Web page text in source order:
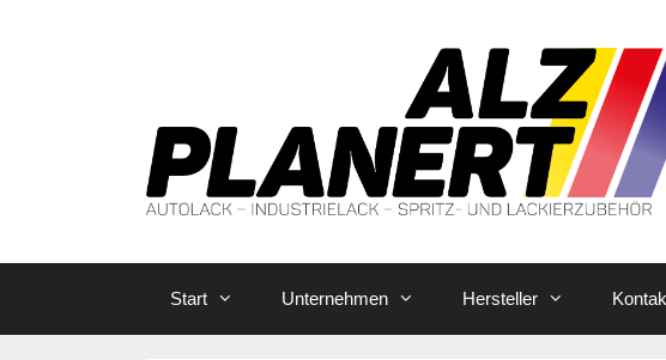
Start Unternehmen Hersteller